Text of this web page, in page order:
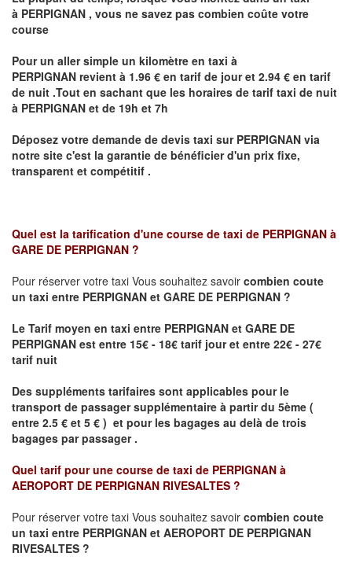
à PERPIGNAN , vous ne savez pas combien coûte votre
course
Pour un aller simple un kilomètre en taxi à
PERPIGNAN revient à 1.96 € en tarif de jour et 2.94 € en tarif
de nuit .Tout en sachant que les horaires de tarif taxi de nuit
à PERPIGNAN et de 19h et 7h
Déposez votre demande de devis taxi sur PERPIGNAN via
notre site c'est la garantie de bénéficier d'un prix fixe,
transparent et compétitif .
Quel est la tarification d'une course de taxi de PERPIGNAN à
GARE DE PERPIGNAN ?
Pour réserver votre taxi Vous souhaitez savoir combien coute
un taxi entre PERPIGNAN et GARE DE PERPIGNAN ?
Le Tarif moyen en taxi entre PERPIGNAN et GARE DE
PERPIGNAN est entre 15€ - 18€ tarif jour et entre 22€ - 27€
tarif nuit
Des suppléments tarifaires sont applicables pour le
transport de passager supplémentaire à partir du 5ème (
entre 2.5 € et 5 € ) et pour les bagages au delà de trois
bagages par passager .
Quel tarif pour une course de taxi de PERPIGNAN à
AEROPORT DE PERPIGNAN RIVESALTES ?
Pour réserver votre taxi Vous souhaitez savoir combien coute
un taxi entre PERPIGNAN et AEROPORT DE PERPIGNAN
RIVESALTES ?